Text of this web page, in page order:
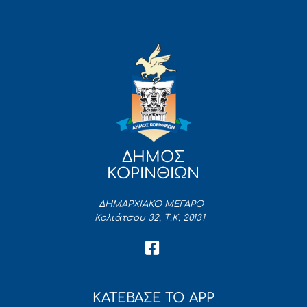
ΔΗΜΟΣ
ΚΟΡΙΝΘΙΩΝ
ΔΗΜΑΡΧΙΑΚΟ ΜΕΓΑΡΟ
Κολιάτσου 32, Τ.Κ. 20131
ΚΑΤΕΒΑΣΕ ΤΟ APP